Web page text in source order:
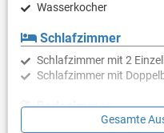
Wasserkocher
Schlafzimmer
Schlafzimmer mit 2
Schlafzimmer mit
Badezimmer
Gesamte